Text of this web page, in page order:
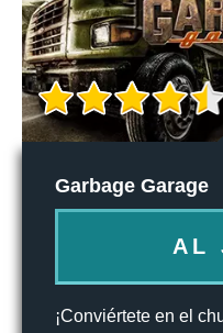
Garbage Garage
AL
¡Conviértete en el